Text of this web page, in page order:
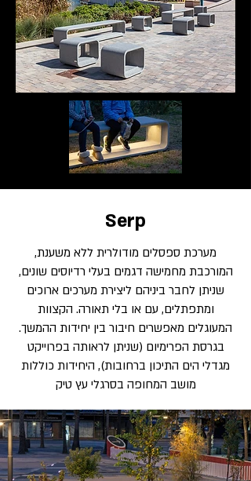
Serp
מערכת ספסלים מודולרית ללא משענת,
המורכבת מחמישה דגמים בעלי רדיוסים שונים,
שניתן לחבר ביניהם ליצירת מערכים ארוכים
ומתפתלים, עם או בלי תאורה. הקצוות
המעוגלים מאפשרים חיבור בין יחידות ההמשך.
בגרסת הפרימיום (שניתן לראותה בפרוייקט
מגדלי הים התיכון ברחובות), היחידות כוללות
מושב המחופה בסרגלי עץ טיק